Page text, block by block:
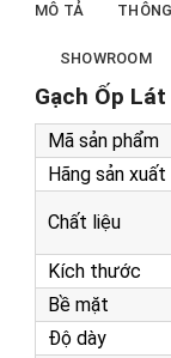
MÔ TẢ
SHOWROOM
Gạch Ốp
Mã sản phẩm
Hãng sản xuất
Chất liệu
Kích thước
Bề mặt
Độ dày